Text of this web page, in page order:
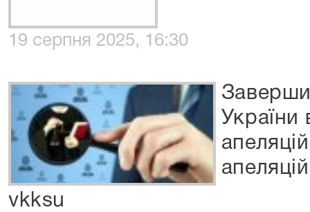
19 серпня 2025, 16:30
України
vkksu